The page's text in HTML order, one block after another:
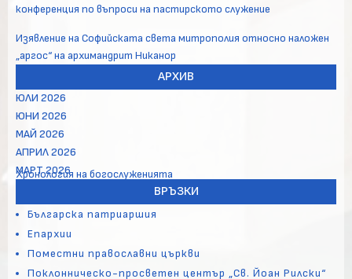
конференция по въпроси на пастирското служение
Изявление на Софийската света митрополия относно наложен
„аргос“ на архимандрит Никанор
АРХИВ
ЮЛИ 2026
ЮНИ 2026
МАЙ 2026
АПРИЛ 2026
МАРТ 2026
Хронология на богослуженията
ВРЪЗКИ
Българска патриаршия
Епархии
Поместни православни църкви
Поклонническо-просветен център „Св. Йоан Рилски“